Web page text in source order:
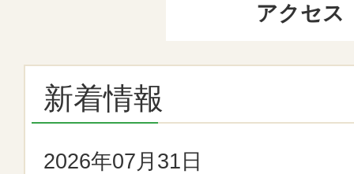
アクセス
新着情報
2026年07月31日